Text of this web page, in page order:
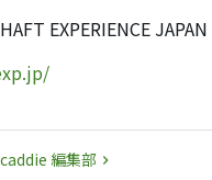
EXPERIENCE
編集部